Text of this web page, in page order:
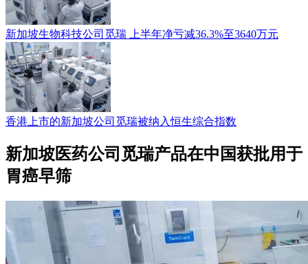
新加坡生物科技公司觅瑞 上半年净亏减36.3%至3640万元
香港上市的新加坡公司觅瑞被纳入恒生综合指数
新加坡医药公司觅瑞产品在中国获批用于
胃癌早筛